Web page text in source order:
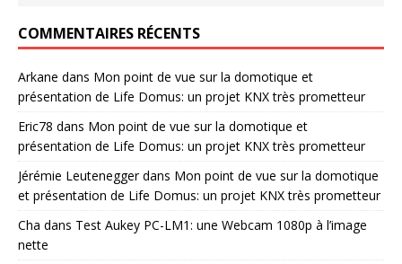
COMMENTAIRES RÉCENTS
Arkane dans Mon point de vue sur la domotique et
présentation de Life Domus: un projet KNX très prometteur
Eric78 dans Mon point de vue sur la domotique et
présentation de Life Domus: un projet KNX très prometteur
Jérémie Leuteneggerdans Mon point de vue sur la domotique
et présentation de Life Domus: un projet KNX très prometteur
Cha dans Test Aukey PC-LM1: une Webcam 1080p à l’image
nette